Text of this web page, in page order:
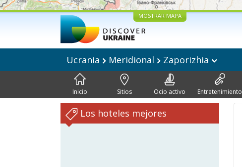
MOSTRAR MAPA
Ucrania Meridional Zaporizhia
Inicio Sitios Ocio activo Entretenimiento
Los hoteles mejores